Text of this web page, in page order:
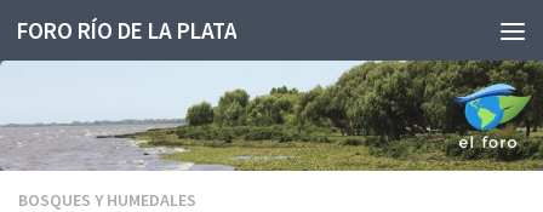
Saltar al contenido
FORO RÍO DE LA PLATA
BOSQUES Y HUMEDALES